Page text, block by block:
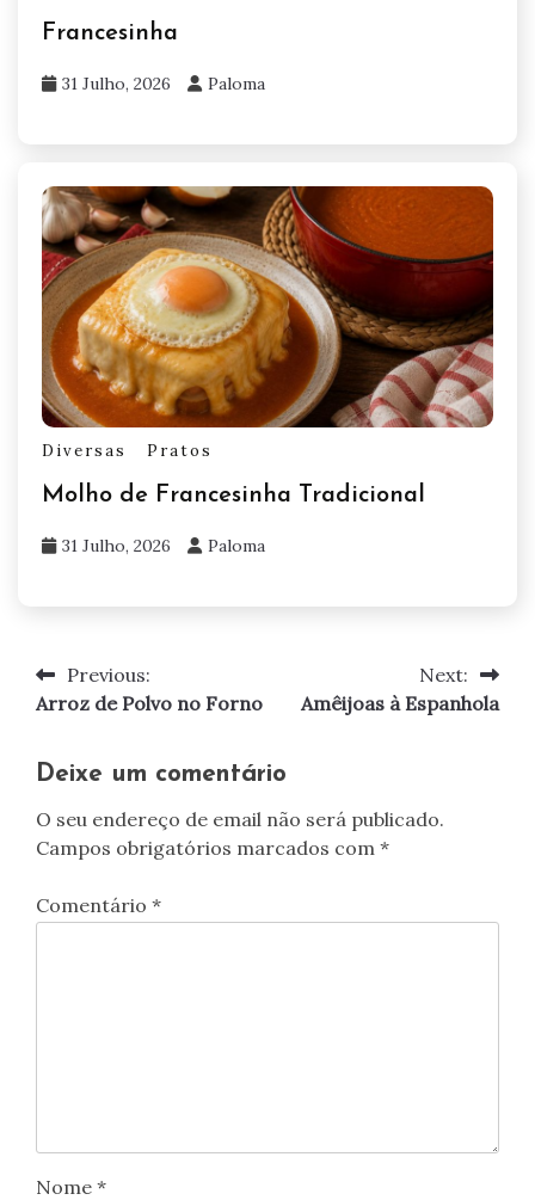
Francesinha
31 Julho, 2026 Paloma
Diversas Pratos
Molho de Francesinha Tradicional
31 Julho, 2026 Paloma
Navegação
artigos
Previous:
Arroz de Polvo no Forno
Next:
Amêijoas à Espanhola
Deixe um comentário
O seu endereço de email não será publicado.
Campos obrigatórios marcados com *
Comentário *
Nome *